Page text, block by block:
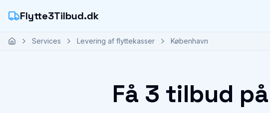
Flytte3Tilbud.dk
Services Levering af flyttekasser København
Få 3 tilbud